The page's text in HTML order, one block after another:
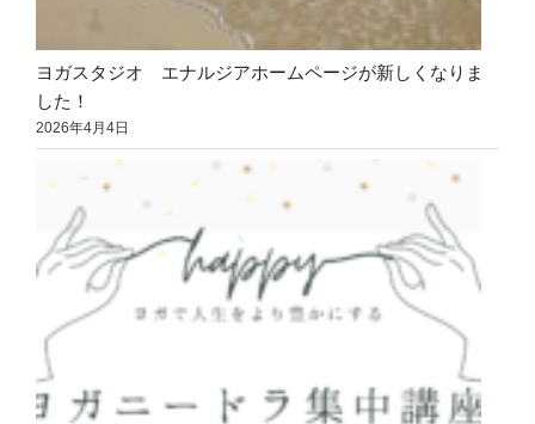
ヨガスタジオ エナルジアホームページが新しくなりま
した！
2026年4月4日